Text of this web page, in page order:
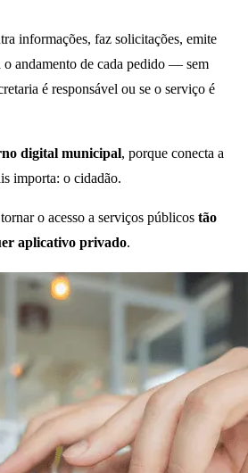
informações, faz solicitações, emite
o andamento de cada pedido — sem
é responsável ou se o serviço é
digital municipal, porque conecta a
importa: o cidadão.
o acesso a serviços públicos tão
aplicativo privado.